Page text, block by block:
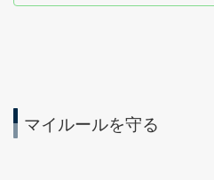
マイルールを守る